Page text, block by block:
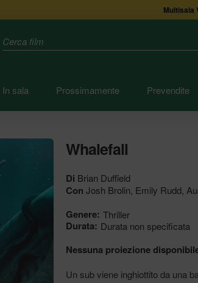
Multisala
Search
In sala Prossimamente Prevendite
Whalefall
Di Brian Duffield
Con Josh Brolin, Emily Rudd,
Genere: Thriller
Durata: Durata non specificata
Nessuna proiezione
Un sub viene inghiottito da una